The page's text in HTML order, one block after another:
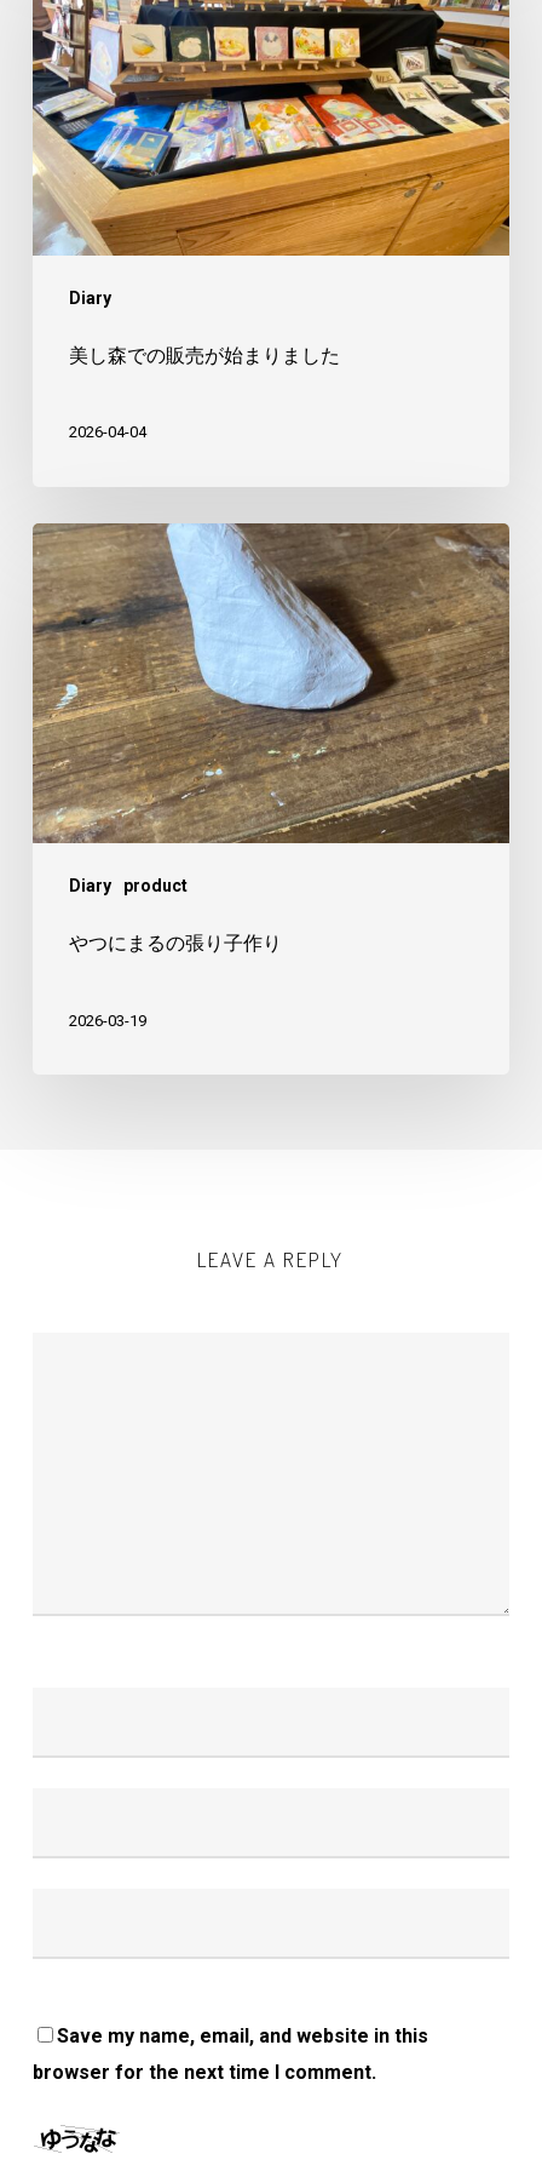
Diary
森
で
の
販
売
が
始
美し森での販売が始まりました
2026-04-04
Diary product
や
つ
に
ま
る
の
張
り
子
やつにまるの張り子作り
2026-03-19
LEAVE A REPLY
Save my name, email, and website in this
browser for the next time I comment.